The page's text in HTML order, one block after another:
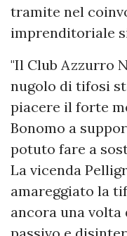
tramite nel
imprenditoriale
"Il Club Azzurro
nugolo di tifosi
piacere il forte
Bonomo a
potuto fare a
La vicenda
amareggiato la
ancora una